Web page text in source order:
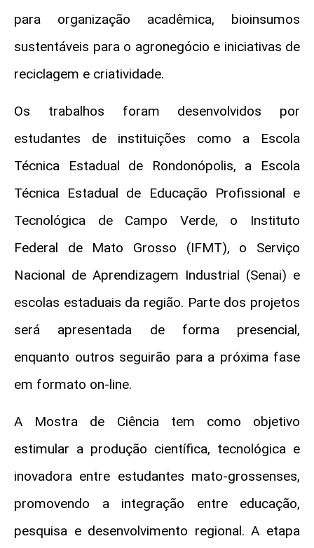
para organização acadêmica, bioinsumos
sustentáveis para o agronegócio e iniciativas de
reciclagem e criatividade.
Os trabalhos foram desenvolvidos por
estudantes de instituições como a Escola
Técnica Estadual de Rondonópolis, a Escola
Técnica Estadual de Educação Profissional e
Tecnológica de Campo Verde, o Instituto
Federal de Mato Grosso (IFMT), o Serviço
Nacional de Aprendizagem Industrial (Senai) e
escolas estaduais da região. Parte dos projetos
será apresentada de forma presencial,
enquanto outros seguirão para a próxima fase
em formato on-line.
A Mostra de Ciência tem como objetivo
estimular a produção científica, tecnológica e
inovadora entre estudantes mato-grossenses,
promovendo a integração entre educação,
pesquisa e desenvolvimento regional. A etapa